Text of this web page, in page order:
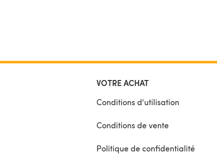
VOTRE ACHAT
Conditions d'utilisation
Conditions de vente
Politique de confidentialité